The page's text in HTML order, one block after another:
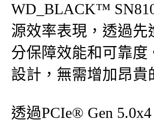
WD_BLACK™
源效率表現，透過先
分保障效能和可靠
設計，無需增加昂
透過PCIe® Gen